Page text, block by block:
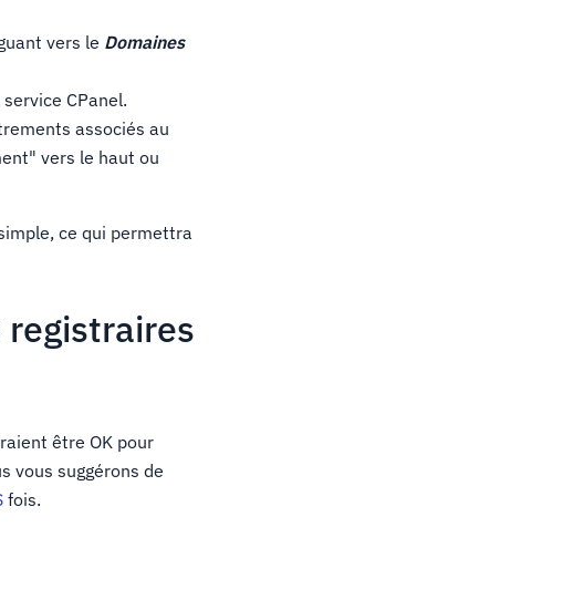
vers le Domaines
CPanel.
associés au
vers le haut ou
ce qui permettra
être OK pour
vous suggérons de
fois.